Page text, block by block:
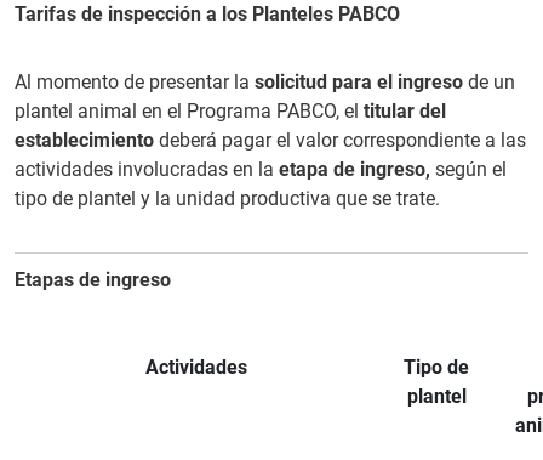
Tarifas de inspección a los Planteles PABCO
Al momento de presentar la solicitud para el ingreso de un
plantel animal en el Programa PABCO, el titular del
establecimiento deberá pagar el valor correspondiente a las
actividades involucradas en la etapa de ingreso, según el
tipo de plantel y la unidad productiva que se trate.
Etapas de ingreso
Actividades
Tipo de
plantel